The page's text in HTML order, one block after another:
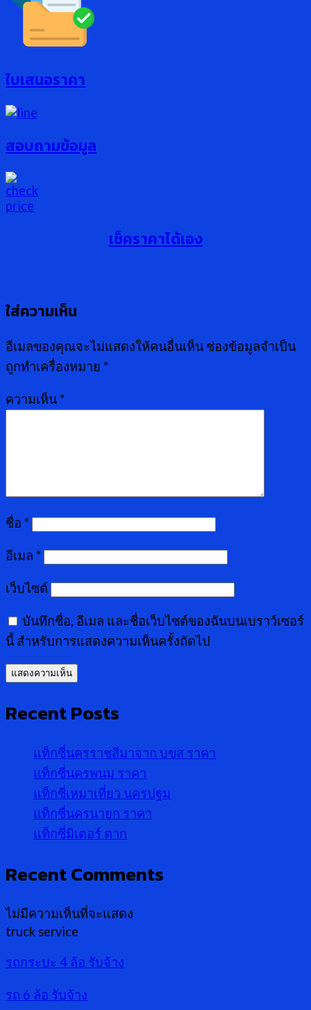
ใบเสนอราคา
สอบถามข้อมูล
เช็คราคาได้เอง
ใส่ความเห็น
อีเมลของคุณจะไม่แสดงให้คนอื่นเห็น ช่องข้อมูลจำเป็น
ถูกทำเครื่องหมาย *
ความเห็น *
ชื่อ *
อีเมล *
เว็บไซต์
บันทึกชื่อ, อีเมล และชื่อเว็บไซต์ของฉันบนเบราว์เซอร์
นี้ สำหรับการแสดงความเห็นครั้งถัดไป
Recent Posts
แท็กซี่นครราชสีมาจาก บขส ราคา
แท็กซี่นครพนม ราคา
แท็กซี่เหมาเที่ยว นครปฐม
แท็กซี่นครนายก ราคา
แท็กซี่มิเตอร์ ตาก
Recent Comments
ไม่มีความเห็นที่จะแสดง
truck service
รถกระบะ 4 ล้อ รับจ้าง
รถ 6 ล้อ รับจ้าง